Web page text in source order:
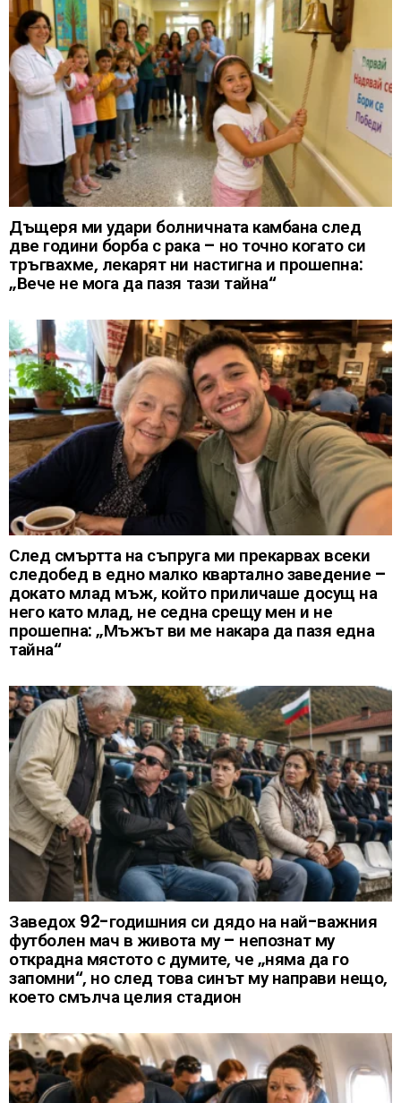
Дъщеря ми удари болничната камбана след
две години борба с рака – но точно когато си
тръгвахме, лекарят ни настигна и прошепна:
„Вече не мога да пазя тази тайна“
След смъртта на съпруга ми прекарвах всеки
следобед в едно малко квартално заведение –
докато млад мъж, който приличаше досущ на
него като млад, не седна срещу мен и не
прошепна: „Мъжът ви ме накара да пазя една
тайна“
Заведох 92-годишния си дядо на най-важния
футболен мач в живота му – непознат му
открадна мястото с думите, че „няма да го
запомни“, но след това синът му направи нещо,
което смълча целия стадион